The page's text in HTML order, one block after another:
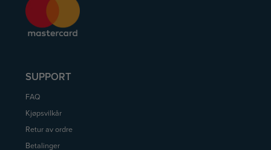
SUPPORT
FAQ
Kjøpsvilkår
Retur av ordre
Betalinger